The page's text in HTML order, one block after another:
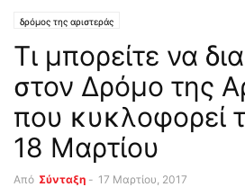
δρόμος της αριστεράς
Τι μπορείτε να
στον Δρόμο της
που κυκλοφορεί
18 Μαρτίου
Από Σύνταξη - 17 Μαρτίου, 2017